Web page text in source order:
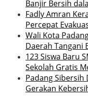
Banjir Bersih
Fadly Amran
Percepat
Wali Kota
Daerah Tangani
123 Siswa Baru
Sekolah Gratis
Padang
Gerakan